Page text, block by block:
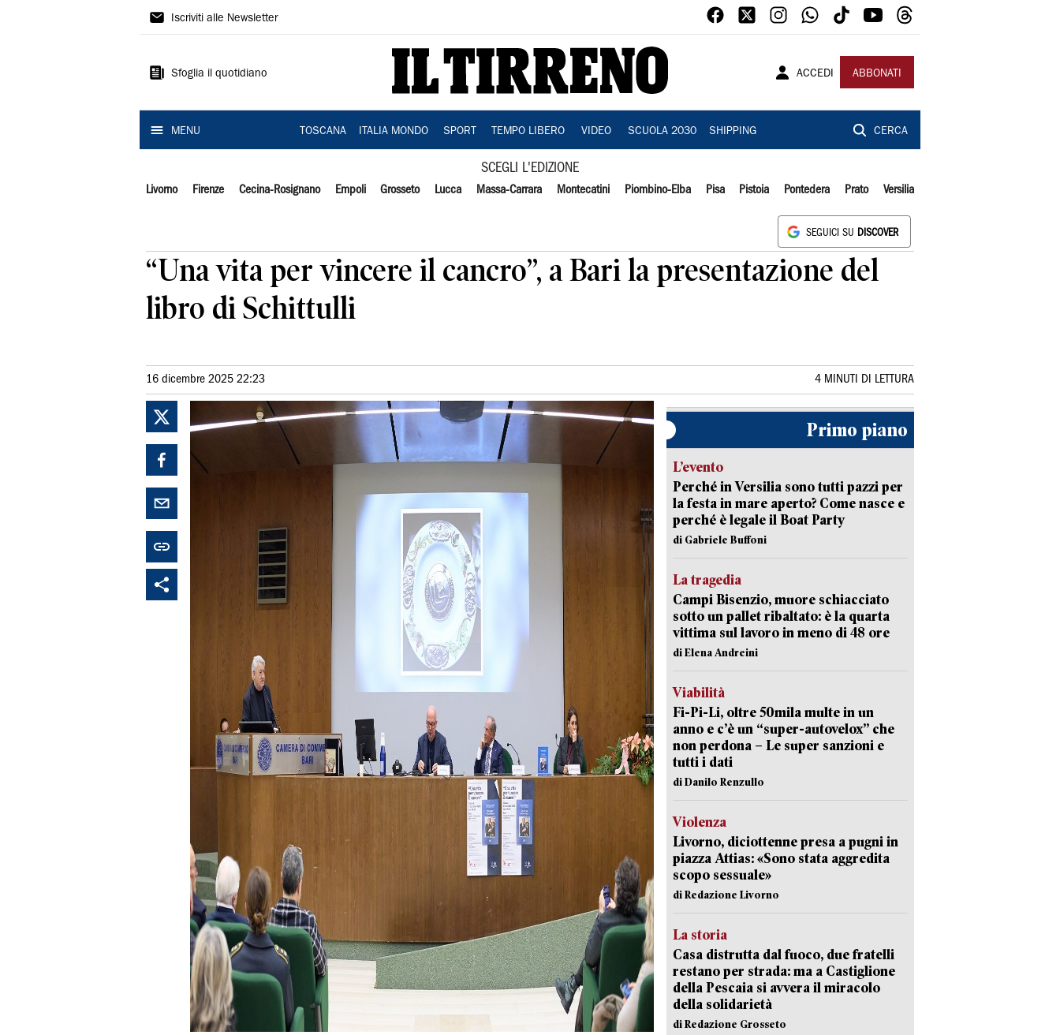
Il
Iscriviti alle Newsletter
Sfoglia il quotidiano ACCEDI ABBONATI
MENU TOSCANA ITALIA MONDO SPORT TEMPO LIBERO VIDEO SCUOLA 2030 SHIPPING CERCA
SCEGLI L'EDIZIONE
Livorno Firenze Cecina-Rosignano Empoli Grosseto Lucca Massa-Carrara Montecatini Piombino-Elba Pisa Pistoia Pontedera Prato Versilia
SEGUICI SU DISCOVER
“Una vita per vincere il cancro”, a Bari la presentazione del
libro di Schittulli
16 dicembre 2025 22:23 4 MINUTI DI LETTURA
Primo piano
L’evento
Perché in Versilia sono tutti pazzi per
la festa in mare aperto? Come nasce e
perché è legale il Boat Party
di Gabriele Buffoni
La tragedia
Campi Bisenzio, muore schiacciato
sotto un pallet ribaltato: è la quarta
vittima sul lavoro in meno di 48 ore
di Elena Andreini
Viabilità
Fi-Pi-Li, oltre 50mila multe in un
anno e c’è un “super-autovelox” che
non perdona – Le super sanzioni e
tutti i dati
di Danilo Renzullo
Violenza
Livorno, diciottenne presa a pugni in
piazza Attias: «Sono stata aggredita
scopo sessuale»
di Redazione Livorno
La storia
Casa distrutta dal fuoco, due fratelli
restano per strada: ma a Castiglione
della Pescaia si avvera il miracolo
della solidarietà
di Redazione Grosseto